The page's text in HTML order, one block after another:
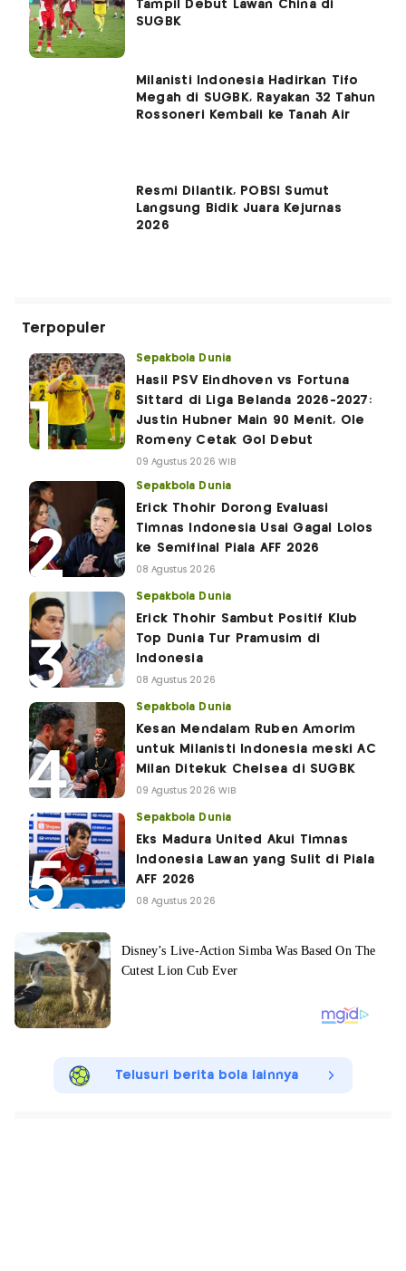
Tampil Debut Lawan China di
SUGBK
Milanisti Indonesia Hadirkan Tifo
Megah di SUGBK, Rayakan 32 Tahun
Rossoneri Kembali ke Tanah Air
Resmi Dilantik, POBSI Sumut
Langsung Bidik Juara Kejurnas
2026
Terpopuler
Sepakbola Dunia
Hasil PSV Eindhoven vs Fortuna
Sittard di Liga Belanda 2026-2027:
Justin Hubner Main 90 Menit, Ole
Romeny Cetak Gol Debut
09 Agustus 2026 WIB
Sepakbola Dunia
Erick Thohir Dorong Evaluasi
Timnas Indonesia Usai Gagal Lolos
ke Semifinal Piala AFF 2026
08 Agustus 2026
Sepakbola Dunia
Erick Thohir Sambut Positif Klub
Top Dunia Tur Pramusim di
Indonesia
08 Agustus 2026
Sepakbola Dunia
Kesan Mendalam Ruben Amorim
untuk Milanisti Indonesia meski AC
Milan Ditekuk Chelsea di SUGBK
09 Agustus 2026 WIB
Sepakbola Dunia
Eks Madura United Akui Timnas
Indonesia Lawan yang Sulit di Piala
AFF 2026
08 Agustus 2026
Telusuri berita bola lainnya